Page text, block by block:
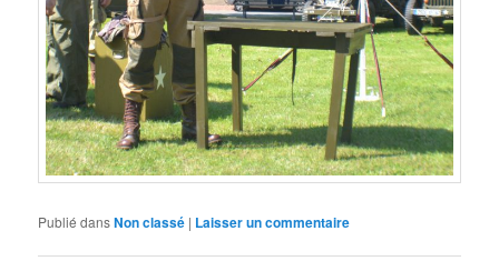
Publié dansNon classé | Laisser un commentaire